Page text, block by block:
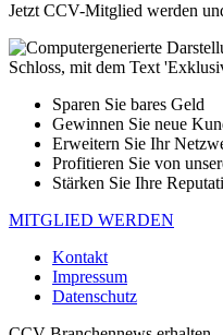
Jetzt CCV-Mitglied werden
Sparen Sie bares Geld
Gewinnen Sie neue
Erweitern Sie Ihr
Profitieren Sie von
Stärken Sie Ihre
MITGLIED WERDEN
Kontakt
Impressum
Datenschutz